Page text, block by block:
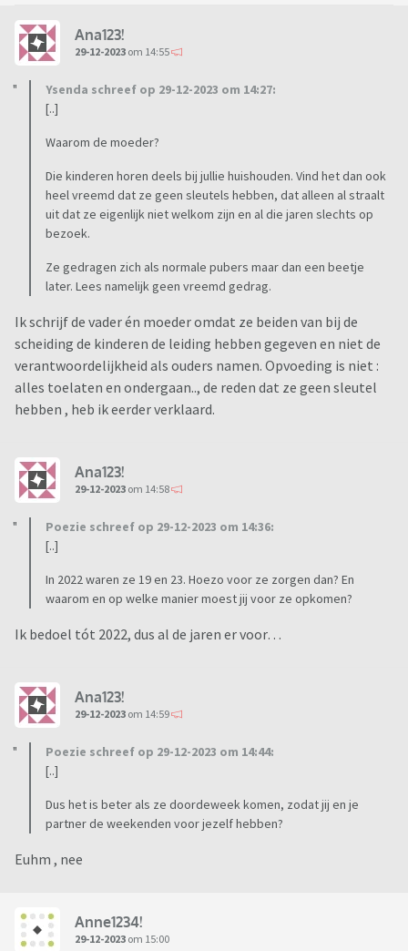
Ana123!
29-12-2023 om 14:55
Ysenda schreef op 29-12-2023 om 14:27:
[..]
Waarom de moeder?
Die kinderen horen deels bij jullie huishouden. Vind het dan ook
heel vreemd dat ze geen sleutels hebben, dat alleen al straalt
uit dat ze eigenlijk niet welkom zijn en al die jaren slechts op
bezoek.
Ze gedragen zich als normale pubers maar dan een beetje
later. Lees namelijk geen vreemd gedrag.
Ik schrijf de vader én moeder omdat ze beiden van bij de
scheiding de kinderen de leiding hebben gegeven en niet de
verantwoordelijkheid als ouders namen. Opvoeding is niet :
alles toelaten en ondergaan.., de reden dat ze geen sleutel
hebben , heb ik eerder verklaard.
Ana123!
29-12-2023 om 14:58
Poezie schreef op 29-12-2023 om 14:36:
[..]
In 2022 waren ze 19 en 23. Hoezo voor ze zorgen dan? En
waarom en op welke manier moest jij voor ze opkomen?
Ik bedoel tót 2022, dus al de jaren er voor…
Ana123!
29-12-2023 om 14:59
Poezie schreef op 29-12-2023 om 14:44:
[..]
Dus het is beter als ze doordeweek komen, zodat jij en je
partner de weekenden voor jezelf hebben?
Euhm , nee
Anne1234!
29-12-2023 om 15:00